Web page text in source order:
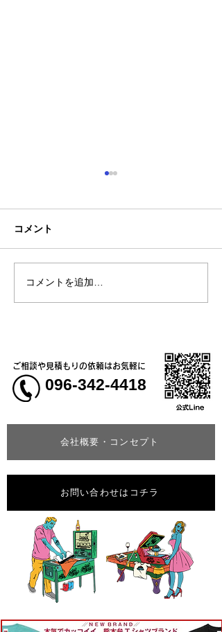
【新商品】スウェットの
ような見た目で、１枚で
コメント
コメントを追加…
会社概要・コンセプト
ご相談や見積もりの依頼はお気軽に
096-342-4418
お問い合わせはコチラ